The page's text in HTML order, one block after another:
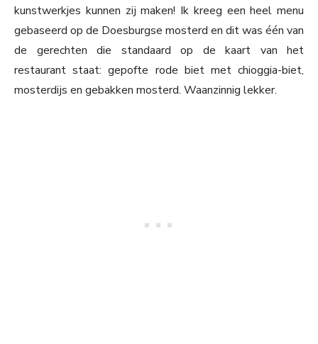
kunstwerkjes kunnen zij maken! Ik kreeg een heel menu
gebaseerd op de Doesburgse mosterd en dit was één van
de gerechten die standaard op de kaart van het
restaurant staat: gepofte rode biet met chioggia-biet,
mosterdijs en gebakken mosterd. Waanzinnig lekker.